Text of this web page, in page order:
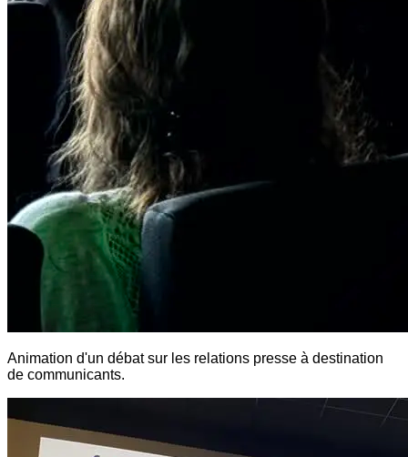
Animation d'un débat sur les relations presse à destination
de communicants.